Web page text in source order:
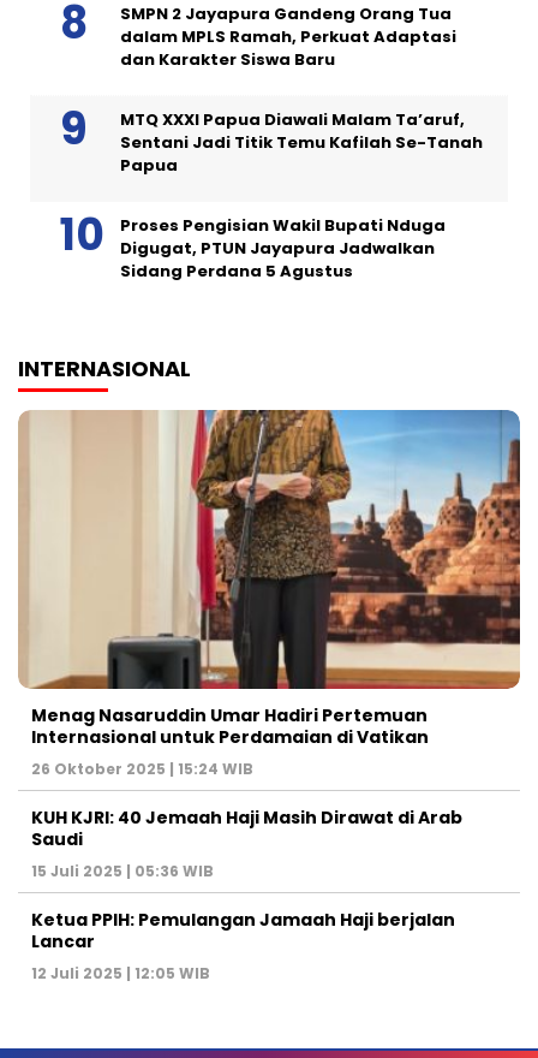
SMPN 2 Jayapura Gandeng Orang Tua
dalam MPLS Ramah, Perkuat Adaptasi
dan Karakter Siswa Baru
MTQ XXXI Papua Diawali Malam Ta’aruf,
Sentani Jadi Titik Temu Kafilah Se-Tanah
Papua
Proses Pengisian Wakil Bupati Nduga
Digugat, PTUN Jayapura Jadwalkan
Sidang Perdana 5 Agustus
INTERNASIONAL
Menag Nasaruddin Umar Hadiri Pertemuan
Internasional untuk Perdamaian di Vatikan
26 Oktober 2025 | 15:24 WIB
KUH KJRI: 40 Jemaah Haji Masih Dirawat di Arab
Saudi
15 Juli 2025 | 05:36 WIB
Ketua PPIH: Pemulangan Jamaah Haji berjalan
Lancar
12 Juli 2025 | 12:05 WIB